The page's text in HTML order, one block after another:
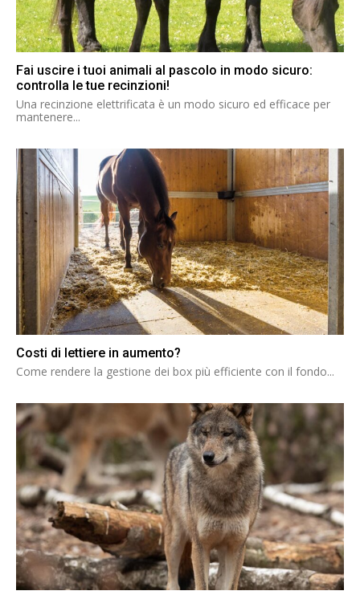
Fai uscire i tuoi animali al pascolo in modo sicuro:
controlla le tue recinzioni!
Una recinzione elettrificata è un modo sicuro ed efficace per
mantenere...
Costi di lettiere in aumento?
Come rendere la gestione dei box più efficiente con il fondo...